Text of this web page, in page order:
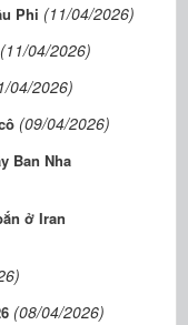
Phi (11/04/2026)
(11/04/2026)
04/2026)
(09/04/2026)
Ban Nha
ở Iran
(08/04/2026)